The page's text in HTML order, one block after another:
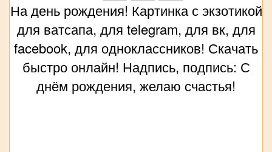
На день рождения! Картинка с экзотикой
для ватсапа, для telegram, для вк, для
facebook, для одноклассников! Скачать
быстро онлайн! Надпись, подпись: С
днём рождения, желаю счастья!